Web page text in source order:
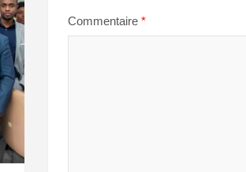
Commentaire *